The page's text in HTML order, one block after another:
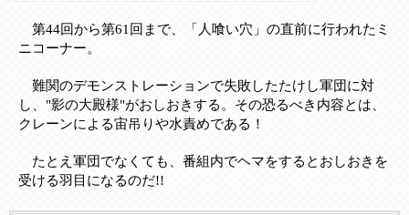
第44回から第61回 まで、「人喰い穴」の直前に行われたミ
ニコーナー。
難関のデモンストレーションで失敗したたけし軍団に対
し、"影の大殿様"がおしおきする。その恐るべき内容とは、
クレーンによる宙吊りや水責めである！
たとえ軍団でなくても、番組内でヘマをするとおしおきを
受ける羽目になるのだ!!